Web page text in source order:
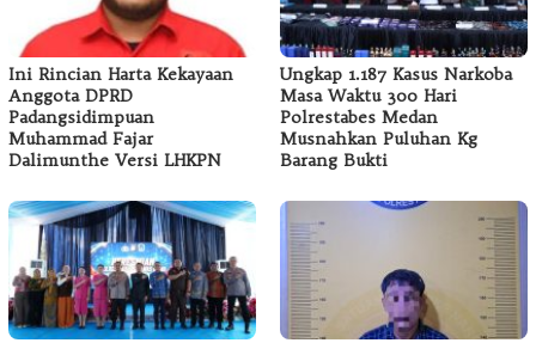
Ini Rincian Harta Kekayaan
Anggota DPRD
Padangsidimpuan
Muhammad Fajar
Dalimunthe Versi LHKPN
Ungkap 1.187 Kasus Narkoba
Masa Waktu 300 Hari
Polrestabes Medan
Musnahkan Puluhan Kg
Barang Bukti